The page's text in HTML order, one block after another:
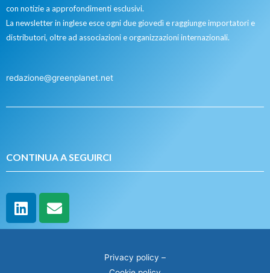
con notizie a approfondimenti esclusivi.
La newsletter in inglese esce ogni due giovedì e raggiunge importatori e
distributori, oltre ad associazioni e organizzazioni internazionali.
redazione@greenplanet.net
CONTINUA A SEGUIRCI
Privacy policy –